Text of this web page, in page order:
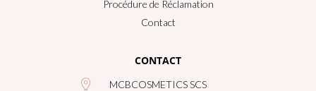
Procédure de Réclamation
Contact
CONTACT
MCBCOSMETICS SCS